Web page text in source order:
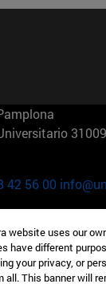
42 56 00
Cerro Águila 3
website uses our
have different
your privacy, or
all. This banner will